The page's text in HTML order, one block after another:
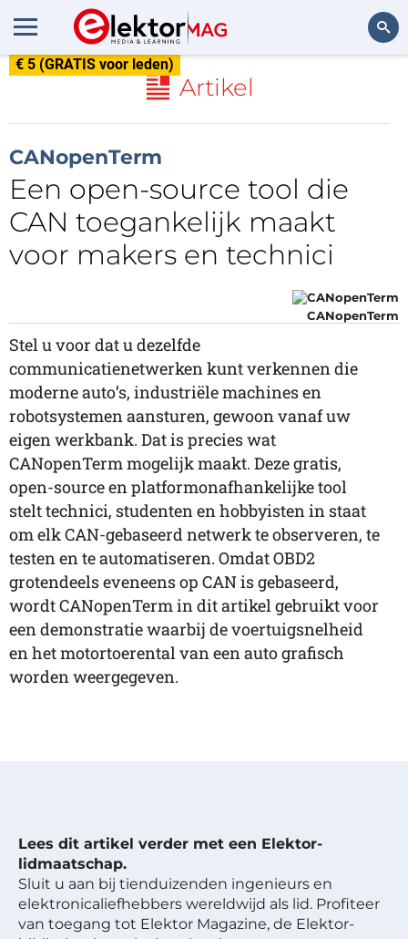
€ 5 (GRATIS voor leden)
Artikel
CANopenTerm
Een open-source tool die
CAN toegankelijk maakt
voor makers en technici
CANopenTerm
Stel u voor dat u dezelfde
communicatienetwerken kunt verkennen die
moderne auto’s, industriële machines en
robotsystemen aansturen, gewoon vanaf uw
eigen werkbank. Dat is precies wat
CANopenTerm mogelijk maakt. Deze gratis,
open-source en platformonafhankelijke tool
stelt technici, studenten en hobbyisten in staat
om elk CAN-gebaseerd netwerk te observeren, te
testen en te automatiseren. Omdat OBD2
grotendeels eveneens op CAN is gebaseerd,
wordt CANopenTerm in dit artikel gebruikt voor
een demonstratie waarbij de voertuigsnelheid
en het motortoerental van een auto grafisch
worden weergegeven.
Lees dit artikel verder met een Elektor-
lidmaatschap.
Sluit u aan bij tienduizenden ingenieurs en
elektronicaliefhebbers wereldwijd als lid. Profiteer
van toegang tot Elektor Magazine, de Elektor-